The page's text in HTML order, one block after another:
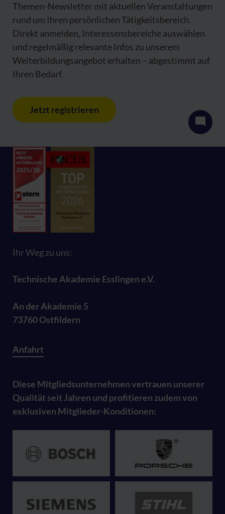
Themen-Newsletter mit aktuellen Veranstaltungen
rund um Ihren persönlichen Tätigkeitsbereich.
Direkt anmelden, Interessensbereiche auswählen
und regelmäßig relevante Infos zu unserem
Weiterbildungsangebot erhalten – abgestimmt auf
Ihren Bedarf.
Jetzt registrieren
Ihr Weg zu uns:
Technische Akademie Esslingen e.V.
An der Akademie 5
73760 Ostfildern
Anfahrt
Diese Mitgliedsunternehmen vertrauen unserer
Qualität seit Jahren und profitieren zudem von
exklusiven Mitglieder-Konditionen: